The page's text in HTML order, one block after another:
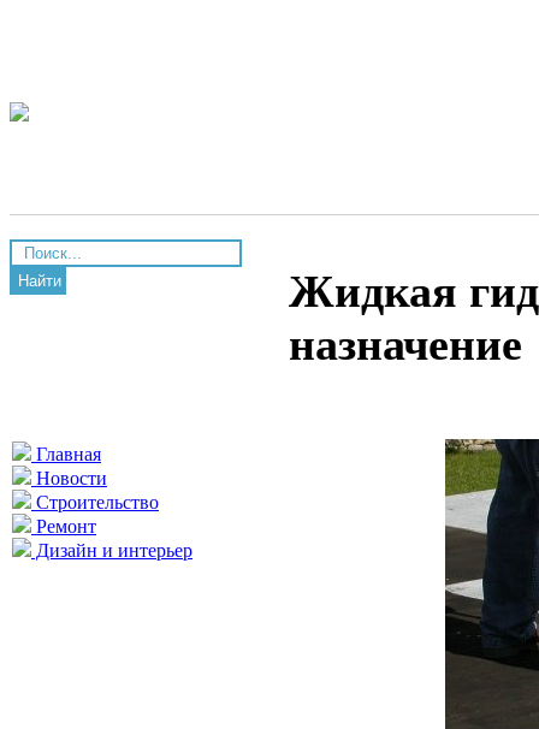
Найти
Главная
Новости
Строительство
Ремонт
Дизайн и интерьер
Жидкая
назначение